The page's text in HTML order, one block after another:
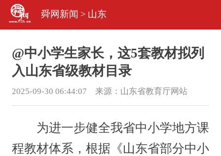
舜网新闻 > 山东
@中小学生家长，这5套教材拟列
入山东省级教材目录
2025-09-30 06:44:07 来源： 山东省教育厅网站
为进一步健全我省中小学地方课
程教材体系，根据《山东省部分中小